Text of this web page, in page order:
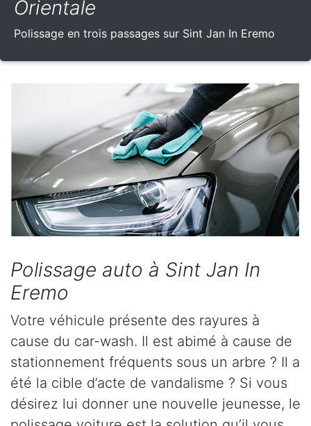
Orientale
Polissage en trois passages sur Sint Jan In Eremo
Polissage auto à Sint Jan In
Eremo
Votre véhicule présente des rayures à
cause du car-wash. Il est abimé à cause de
stationnement fréquents sous un arbre ? Il a
été la cible d’acte de vandalisme ? Si vous
désirez lui donner une nouvelle jeunesse, le